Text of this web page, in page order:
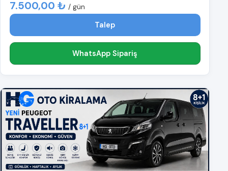
7.500,00 ₺ / gün
Talep
WhatsApp Sipariş